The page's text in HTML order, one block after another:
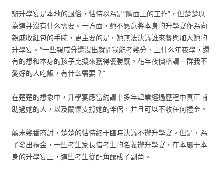
辦升學宴是本地的風俗，怙恃以為是“體面上的工作”，但楚楚以
為這并沒有什么需要。一方面，她不愿意將本身的升學宴作為向
親戚收紅包的手腕，更主要的是，她無法決議誰來餐與加入她的
升學宴。“一些親戚分還沒出就問我能考幾分、上什么年夜學，還
有的想和本身的孩子比擬來獲得優勝感。花年夜價格請一群我不
愛好的人吃飯，有什么需要？”
在楚楚的想象中，升學宴應當約請十多年肄業經過歷程中真正輔
助過她的人，以及關懷支撐她的伴侶，并且可以不收任何禮金。
顛末幾番商討，楚楚的怙恃終于臨時決議不辦升學宴。但是，為
了發出禮金，一些考生家長借考生的名義辦升學宴，在本屬于本
身的升學宴上，這些考生從配角釀成了副角。